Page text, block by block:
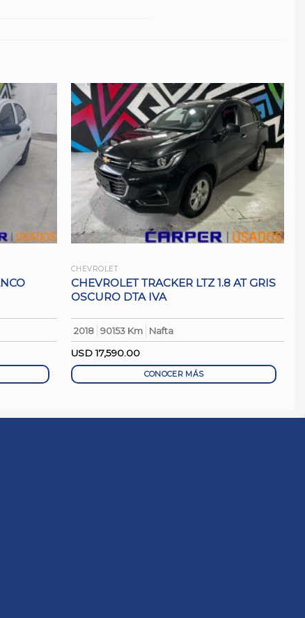
CHEVROLET
CHEVROLET TRACKER LTZ 1.8 AT GRIS
OSCURO DTA IVA
2018 90153 Km
Nafta
USD17,590.00
CONOCER MÁS